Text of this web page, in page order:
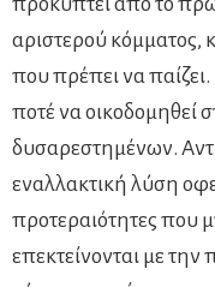
αριστερού κόμματος,
που πρέπει να
ποτέ να οικοδομηθεί
δυσαρεστημένων.
εναλλακτική λύση
προτεραιότητες που
επεκτείνονται με